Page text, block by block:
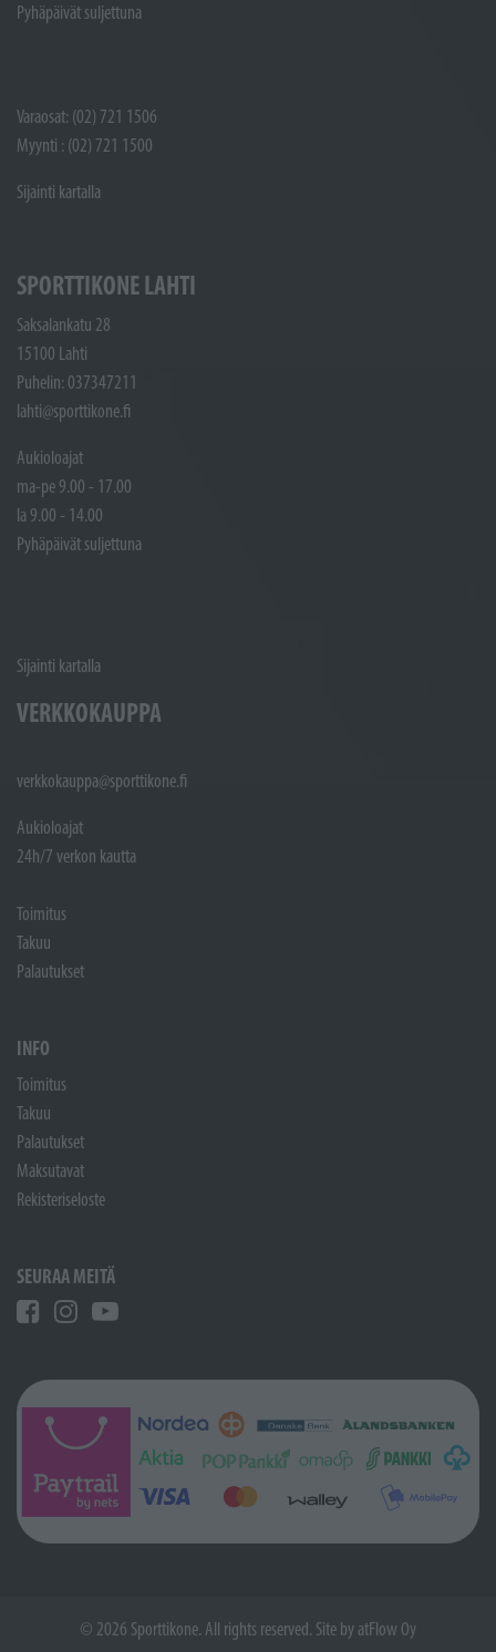
Pyhäpäivät suljettuna
Varaosat: (02) 721 1506
Myynti : (02) 721 1500
Sijainti kartalla
SPORTTIKONE LAHTI
Saksalankatu 28
15100 Lahti
Puhelin: 037347211
lahti@sporttikone.fi
Aukioloajat
ma-pe 9.00 - 17.00
la 9.00 - 14.00
Pyhäpäivät suljettuna
Sijainti kartalla
VERKKOKAUPPA
verkkokauppa@sporttikone.fi
Aukioloajat
24h/7 verkon kautta
Toimitus
Takuu
Palautukset
INFO
Toimitus
Takuu
Palautukset
Maksutavat
Rekisteriseloste
SEURAA MEITÄ
© 2026 Sporttikone. All rights reserved. Site by atFlow Oy